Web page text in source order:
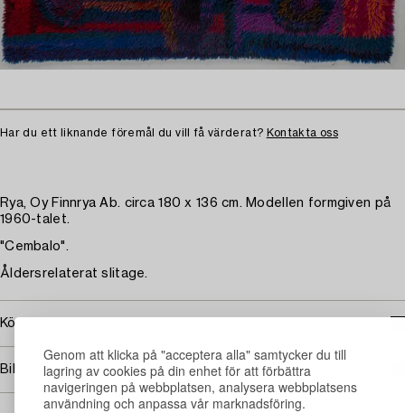
Genom att klicka på "acceptera alla" samtycker du till
lagring av cookies på din enhet för att förbättra
navigeringen på webbplatsen, analysera webbplatsens
användning och anpassa vår marknadsföring.
Har du ett liknande föremål du vill få värderat? Kontakta oss
Rya, Oy Finnrya Ab. circa 180 x 136 cm. Modellen formgiven på
1960-talet.
"Cembalo".
Åldersrelaterat slitage.
Köpinformation
Bildrättigheter